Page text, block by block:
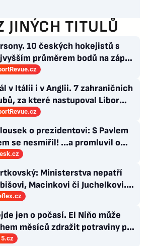
JINÝCH TITULŮ
10 českých hokejistů s
průměrem bodů na zápas
německé DEL
v Itálii i v Anglii. 7 zahraničních
za které nastupoval Libor
o prezidentovi: S Pavlem
se nesmířil! ...a promluvil o
Ministerstva nepatří
Macinkovi či Juchelkovi.
útočit, jste jen správci
jen o počasí. El Niňo může
měsíců zdražit potraviny po
světě